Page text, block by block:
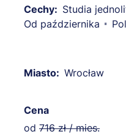
Cechy: Studia
Od października
Miasto: Wrocław
Cena
od 716 zł / mies.